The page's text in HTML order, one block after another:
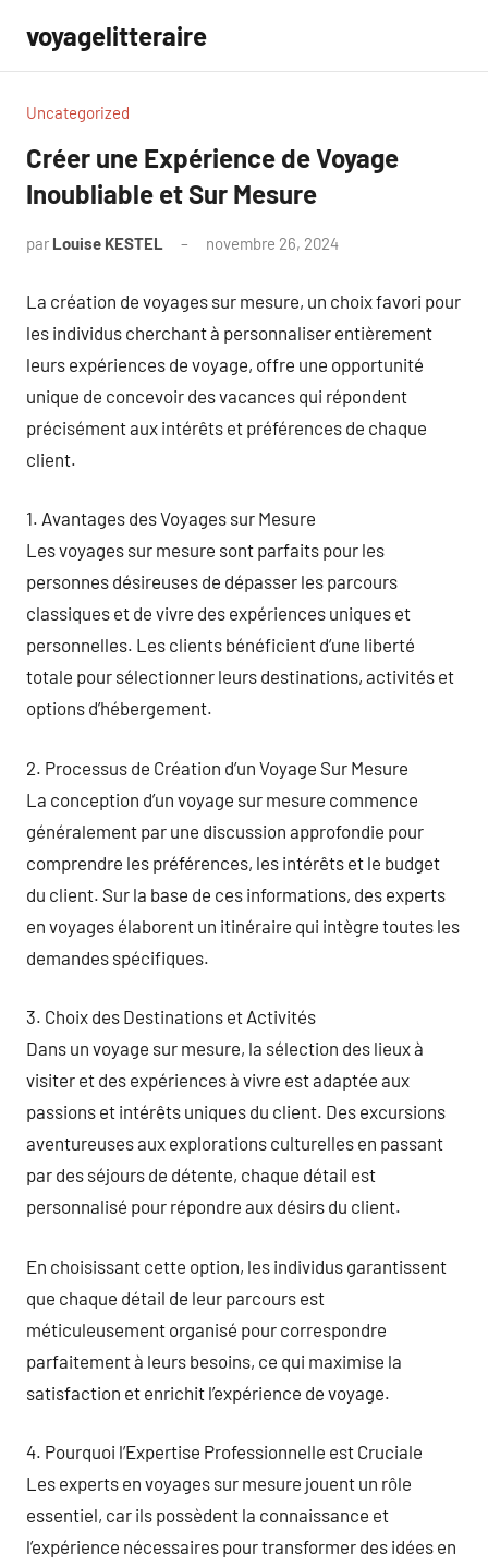
contenu
voyagelitteraire
Uncategorized
Créer une Expérience de Voyage
Inoubliable et Sur Mesure
par Louise KESTEL novembre 26, 2024
La création de voyages sur mesure, un choix favori pour
les individus cherchant à personnaliser entièrement
leurs expériences de voyage, offre une opportunité
unique de concevoir des vacances qui répondent
précisément aux intérêts et préférences de chaque
client.
1. Avantages des Voyages sur Mesure
Les voyages sur mesure sont parfaits pour les
personnes désireuses de dépasser les parcours
classiques et de vivre des expériences uniques et
personnelles. Les clients bénéficient d’une liberté
totale pour sélectionner leurs destinations, activités et
options d’hébergement.
2. Processus de Création d’un Voyage Sur Mesure
La conception d’un voyage sur mesure commence
généralement par une discussion approfondie pour
comprendre les préférences, les intérêts et le budget
du client. Sur la base de ces informations, des experts
en voyages élaborent un itinéraire qui intègre toutes les
demandes spécifiques.
3. Choix des Destinations et Activités
Dans un voyage sur mesure, la sélection des lieux à
visiter et des expériences à vivre est adaptée aux
passions et intérêts uniques du client. Des excursions
aventureuses aux explorations culturelles en passant
par des séjours de détente, chaque détail est
personnalisé pour répondre aux désirs du client.
En choisissant cette option, les individus garantissent
que chaque détail de leur parcours est
méticuleusement organisé pour correspondre
parfaitement à leurs besoins, ce qui maximise la
satisfaction et enrichit l’expérience de voyage.
4. Pourquoi l’Expertise Professionnelle est Cruciale
Les experts en voyages sur mesure jouent un rôle
essentiel, car ils possèdent la connaissance et
l’expérience nécessaires pour transformer des idées en